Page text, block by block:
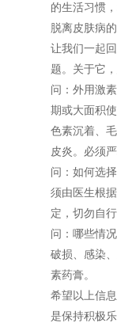
的生活习惯
脱离皮肤病
让我们一起
题。关于它
问：外用激
期或大面积
色素沉着、
皮炎。必须
问：如何选
须由医生根
定，切勿自行
问：哪些情
破损、感染
素药膏。
希望以上信
是保持积极